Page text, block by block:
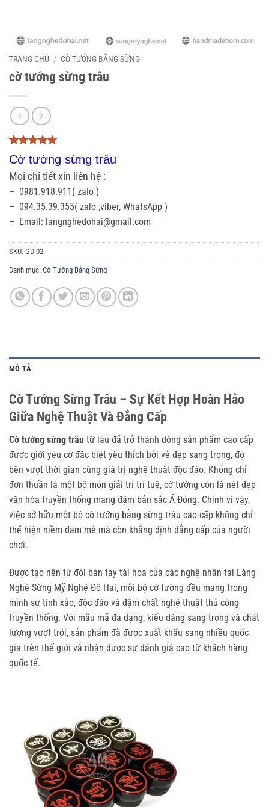
TRANG CHỦ / CỜ TƯỚNG BẰNG SỪNG
cờ tướng sừng trâu
5trên 5
dựa trên
3
đánh giá
Cờ tướng sừng trâu
Mọi chi tiết xin liên hệ :
– 0981.918.911( zalo )
– 094.35.39.355( zalo ,viber, WhatsApp )
– Email: langnghedohai@gmail.com
SKU: GD 02
Danh mục: Cờ Tướng Bằng Sừng
MÔ TẢ
Cờ Tướng Sừng Trâu – Sự Kết Hợp Hoàn Hảo
Giữa Nghệ Thuật Và Đẳng Cấp
Cờ tướng sừng trâu từ lâu đã trở thành dòng sản phẩm cao cấp
được giới yêu cờ đặc biệt yêu thích bởi vẻ đẹp sang trọng, độ
bền vượt thời gian cùng giá trị nghệ thuật độc đáo. Không chỉ
đơn thuần là một bộ môn giải trí trí tuệ, cờ tướng còn là nét đẹp
văn hóa truyền thống mang đậm bản sắc Á Đông. Chính vì vậy,
việc sở hữu một bộ cờ tướng bằng sừng trâu cao cấp không chỉ
thể hiện niềm đam mê mà còn khẳng định đẳng cấp của người
chơi.
Được tạo nên từ đôi bàn tay tài hoa của các nghệ nhân tại Làng
Nghề Sừng Mỹ Nghệ Đô Hai, mỗi bộ cờ tướng đều mang trong
mình sự tinh xảo, độc đáo và đậm chất nghệ thuật thủ công
truyền thống. Với mẫu mã đa dạng, kiểu dáng sang trọng và chất
lượng vượt trội, sản phẩm đã được xuất khẩu sang nhiều quốc
gia trên thế giới và nhận được sự đánh giá cao từ khách hàng
quốc tế.